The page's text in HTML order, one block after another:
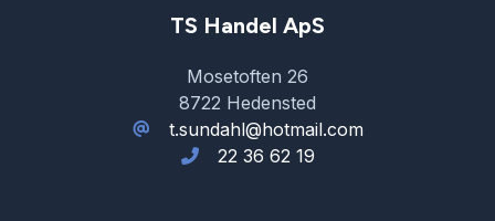
TS Handel ApS
Mosetoften 26
8722 Hedensted
t.sundahl@hotmail.com
22 36 62 19